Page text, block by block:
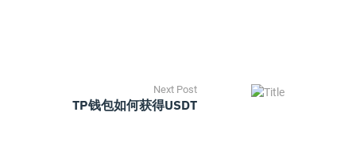
Next Post
TP钱包如何获得USDT